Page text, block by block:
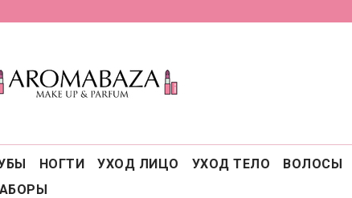
НОГТИ УХОД ЛИЦО УХОД ТЕЛО
ВОЛОСЫ